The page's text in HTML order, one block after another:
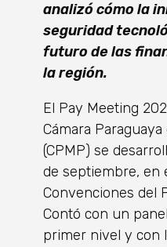
analizó cómo la
seguridad
futuro de las
la región.
El Pay Meeting
Cámara
(CPMP) se
de septiembre, en
Convenciones del
Contó con un
primer nivel y con